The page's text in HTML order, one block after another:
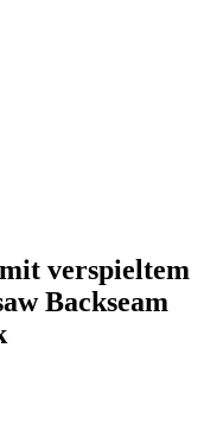
verspieltem
Backseam